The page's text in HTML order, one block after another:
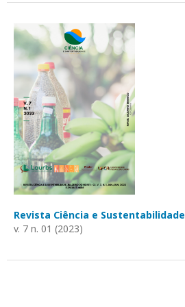
Revista Ciência e Sustentabilidade
v. 7 n. 01 (2023)